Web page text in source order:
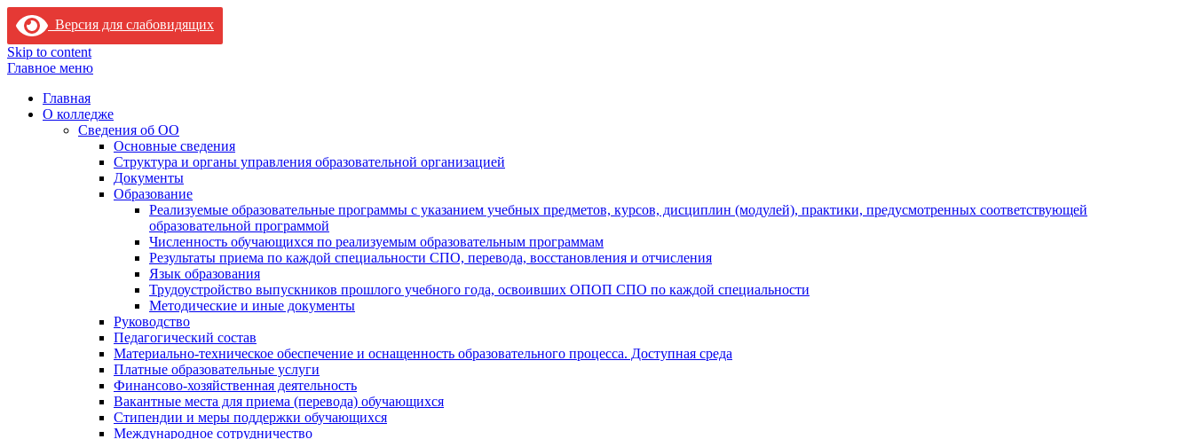
Версия для слабовидящих
Skip to content
Главное меню
Главная
О колледже
Сведения об ОО
Основные сведения
Структура и органы управления образовательной организацией
Документы
Образование
Реализуемые образовательные программы с указанием учебных предметов, курсов, дисциплин (модулей), практики, предусмотренных соответствующей
образовательной программой
Численность обучающихся по реализуемым образовательным программам
Результаты приема по каждой специальности СПО, перевода, восстановления и отчисления
Язык образования
Трудоустройство выпускников прошлого учебного года, освоивших ОПОП СПО по каждой специальности
Методические и иные документы
Руководство
Педагогический состав
Материально-техническое обеспечение и оснащенность образовательного процесса. Доступная среда
Платные образовательные услуги
Финансово-хозяйственная деятельность
Вакантные места для приема (перевода) обучающихся
Стипендии и меры поддержки обучающихся
Международное сотрудничество